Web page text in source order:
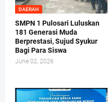
DAERAH
SMPN 1 Pulosari Luluskan
181 Generasi Muda
Berprestasi, Sujud Syukur
Bagi Para Siswa
June 02, 2026